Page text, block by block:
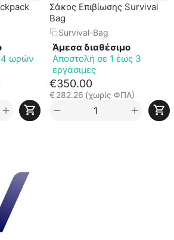
ωρών
+
Σάκος Επιβίωσης Survival
Bag
Survival-Bag
Άμεσα διαθέσιμο
Αποστολή σε 1 έως 3
εργάσιμες
€350.00
€282.26 (χωρίς ΦΠΑ)
+
−